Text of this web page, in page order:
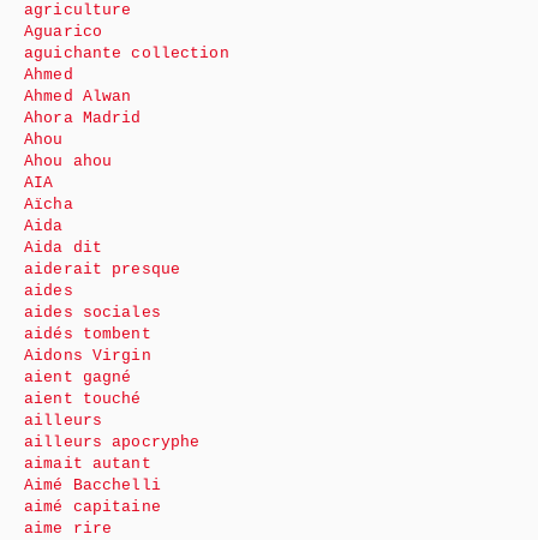
agriculture
Aguarico
aguichante collection
Ahmed
Ahmed Alwan
Ahora Madrid
Ahou
Ahou ahou
AIA
Aïcha
Aida
Aida dit
aiderait presque
aides
aides sociales
aidés tombent
Aidons Virgin
aient gagné
aient touché
ailleurs
ailleurs apocryphe
aimait autant
Aimé Bacchelli
aimé capitaine
aime rire